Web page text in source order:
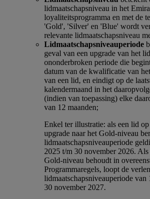
lidmaatschapsniveau in het
loyaliteitsprogramma en met de
'Gold', 'Silver' en 'Blue' wordt
relevante lidmaatschapsniveau
Lidmaatschapsniveauperiode
geval van een upgrade van het
ononderbroken periode die
datum van de kwalificatie van
van een lid, en eindigt op de
kalendermaand in het
(indien van toepassing) elke
van 12 maanden;
Enkel ter illustratie: als een lid
upgrade naar het Gold-niveau
lidmaatschapsniveauperiode
2025 t/m 30 november 2026.
Gold-niveau behoudt in
Programmaregels, loopt de
lidmaatschapsniveauperiode van
30 november 2027.